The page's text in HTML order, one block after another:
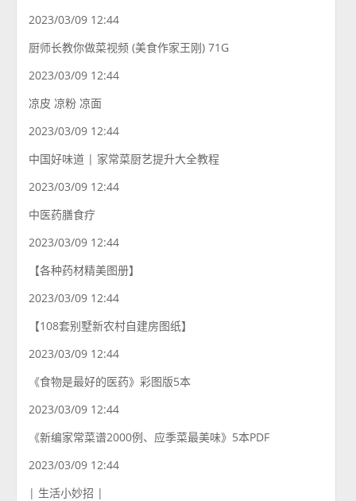
2023/03/09 12:44
厨师长教你做菜视频 (美食作家王刚) 71G
2023/03/09 12:44
凉皮 凉粉 凉面
2023/03/09 12:44
中国好味道 | 家常菜厨艺提升大全教程
2023/03/09 12:44
中医药膳食疗
2023/03/09 12:44
【各种药材精美图册】
2023/03/09 12:44
【108套别墅新农村自建房图纸】
2023/03/09 12:44
《食物是最好的医药》彩图版5本
2023/03/09 12:44
《新编家常菜谱2000例、应季菜最美味》5本PDF
2023/03/09 12:44
| 生活小妙招 |